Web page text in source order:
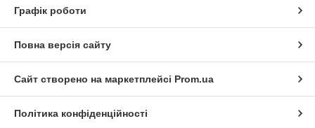
Графік роботи
Повна версія сайту
Сайт створено на маркетплейсі Prom.ua
Політика конфіденційності